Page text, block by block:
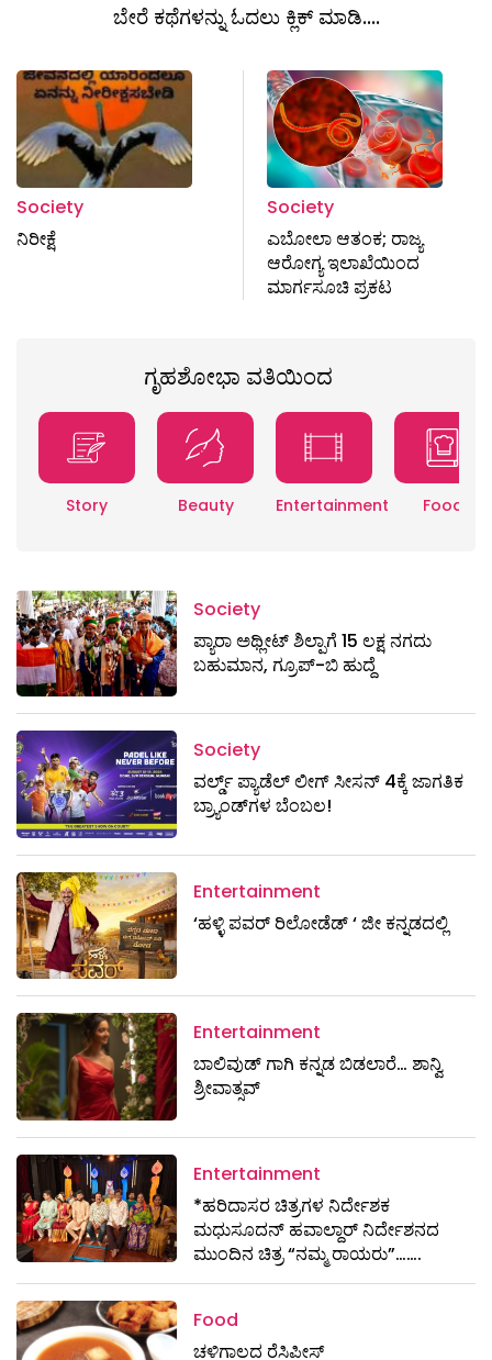
ಬೇರೆ ಕಥೆಗಳನ್ನು ಓದಲು ಕ್ಲಿಕ್ ಮಾಡಿ....
Society
ನಿರೀಕ್ಷೆ
Society
ಎಬೋಲಾ ಆತಂಕ; ರಾಜ್ಯ
ಆರೋಗ್ಯ ಇಲಾಖೆಯಿಂದ
ಮಾರ್ಗಸೂಚಿ ಪ್ರಕಟ
ಗೃಹಶೋಭಾ ವತಿಯಿಂದ
Story Beauty Entertainment Food
Society
ಪ್ಯಾರಾ ಅಥ್ಲೀಟ್ ಶಿಲ್ಪಾಗೆ 15 ಲಕ್ಷ ನಗದು
ಬಹುಮಾನ, ಗ್ರೂಪ್-ಬಿ ಹುದ್ದೆ
Society
ವರ್ಲ್ಡ್ ಪ್ಯಾಡೆಲ್ ಲೀಗ್ ಸೀಸನ್ 4ಕ್ಕೆ ಜಾಗತಿಕ
ಬ್ರ್ಯಾಂಡ್‌ಗಳ ಬೆಂಬಲ!
Entertainment
‘ಹಳ್ಳಿ ಪವರ್ ರಿಲೋಡೆಡ್ ‘ ಜೀ ಕನ್ನಡದಲ್ಲಿ
Entertainment
ಬಾಲಿವುಡ್ ಗಾಗಿ ಕನ್ನಡ ಬಿಡಲಾರೆ… ಶಾನ್ವಿ
ಶ್ರೀವಾತ್ಸವ್
Entertainment
*ಹರಿದಾಸರ ಚಿತ್ರಗಳ ನಿರ್ದೇಶಕ
ಮಧುಸೂದನ್ ಹವಾಲ್ದಾರ್ ನಿರ್ದೇಶನದ
ಮುಂದಿನ ಚಿತ್ರ “ನಮ್ಮ ರಾಯರು”…….
Food
ಚಳಿಗಾಲದ ರೆಸಿಪೀಸ್